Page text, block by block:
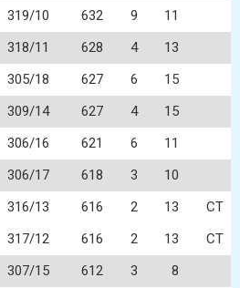
319/10 632 9
11
318/11 628 4
13
305/18 627 6
15
309/14 627 4
15
306/16 621 6
11
306/17 618 3
10
316/13 616 2 13
CT
317/12 616 2 13
CT
307/15 612 3
8